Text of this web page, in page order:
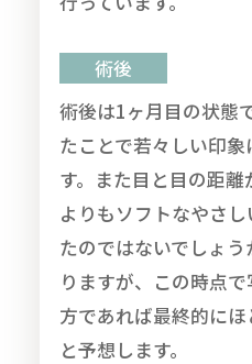
術後
術後は1ヶ月目の状態
たことで若々しい印
す。また目と目の距
よりもソフトなやさ
たのではないでしょ
りますが、この時点
方であれば最終的に
と予想します。